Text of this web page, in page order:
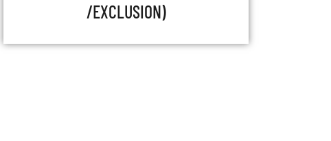
/EXCLUSION)